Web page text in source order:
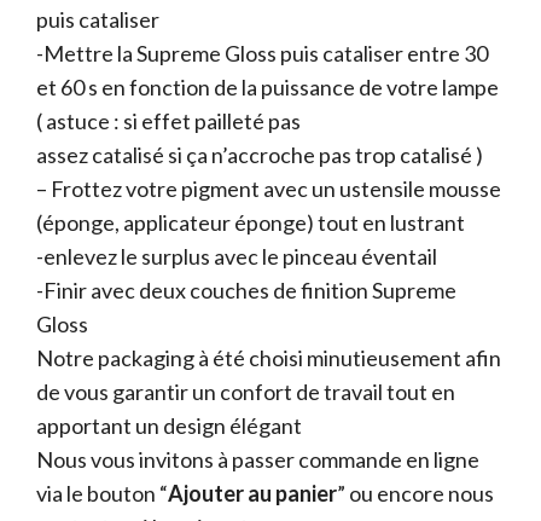
puis cataliser
-Mettre la Supreme Gloss puis cataliser entre 30
et 60 s en fonction de la puissance de votre lampe
( astuce : si effet pailleté pas
assez catalisé si ça n’accroche pas trop catalisé )
– Frottez votre pigment avec un ustensile mousse
(éponge, applicateur éponge) tout en lustrant
-enlevez le surplus avec le pinceau éventail
-Finir avec deux couches de finition Supreme
Gloss
Notre packaging à été choisi minutieusement afin
de vous garantir un confort de travail tout en
apportant un design élégant
Nous vous invitons à passer commande en ligne
via le bouton “Ajouter au panier” ou encore nous